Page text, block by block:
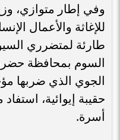
وفي إطار متوازي،
للإغاثة والأعمال
طارئة لمتضرري
السوم بمحافظة
أسرة.